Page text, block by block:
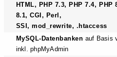
HTML, PHP 7.3, PHP 7.4, PHP
8.1, CGI, Perl,
SSI, mod_rewrite, .htaccess
MySQL-Datenbanken auf Basis
inkl. phpMyAdmin